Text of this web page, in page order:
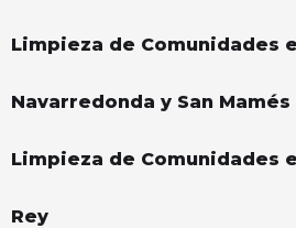
Limpieza de Comunidades
Navarredonda y San Mamés
Limpieza de Comunidades
Rey